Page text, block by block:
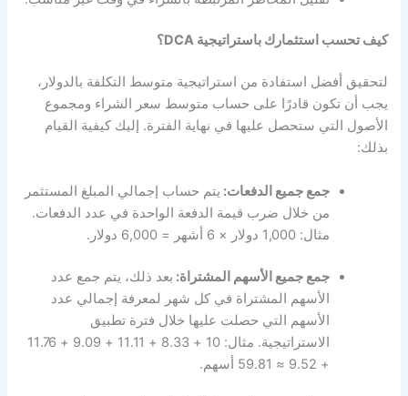
كيف تحسب استثمارك باستراتيجية DCA؟
لتحقيق أفضل استفادة من استراتيجية متوسط التكلفة بالدولار،
يجب أن تكون قادرًا على حساب متوسط سعر الشراء ومجموع
الأصول التي ستحصل عليها في نهاية الفترة. إليك كيفية القيام
بذلك:
جمع جميع الدفعات:يتم حساب إجمالي المبلغ المستثمر
من خلال ضرب قيمة الدفعة الواحدة في عدد الدفعات.
مثال: 1,000 دولار × 6 أشهر = 6,000 دولار.
جمع جميع الأسهم المشتراة:بعد ذلك، يتم جمع عدد
الأسهم المشتراة في كل شهر لمعرفة إجمالي عدد
الأسهم التي حصلت عليها خلال فترة تطبيق
الاستراتيجية. مثال: 10 + 8.33 + 11.11 + 9.09 + 11.76
+ 9.52 ≈ 59.81 أسهم.